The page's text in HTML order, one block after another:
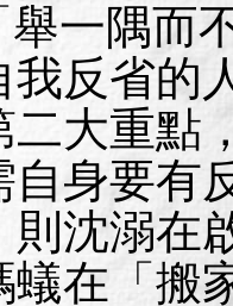
一隅而
我反省的
二大重點
自身要有
則沈溺在
蟻在「搬